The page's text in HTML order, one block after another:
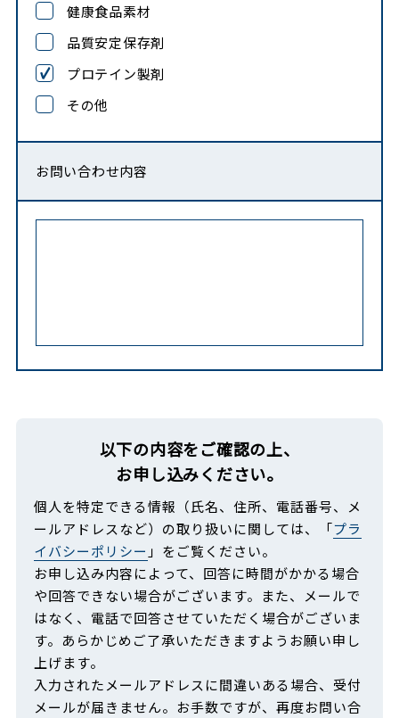
健康食品素材
品質安定保存剤
プロテイン製剤
その他
お問い合わせ内容
以下の内容をご確認の上、
お申し込みください。
個人を特定できる情報（氏名、住所、電話番号、メ
ールアドレスなど）の取り扱いに関しては、「プラ
イバシーポリシー 」をご覧ください。
お申し込み内容によって、回答に時間がかかる場合
や回答できない場合がございます。また、メールで
はなく、電話で回答させていただく場合がございま
す。あらかじめご了承いただきますようお願い申し
上げます。
入力されたメールアドレスに間違いある場合、受付
メールが届きません。お手数ですが、再度お問い合